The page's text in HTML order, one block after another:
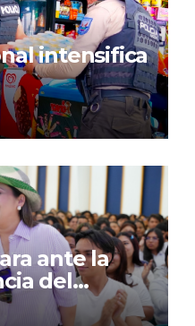
intensifica
y espacios
684
ante la
del
Niño: